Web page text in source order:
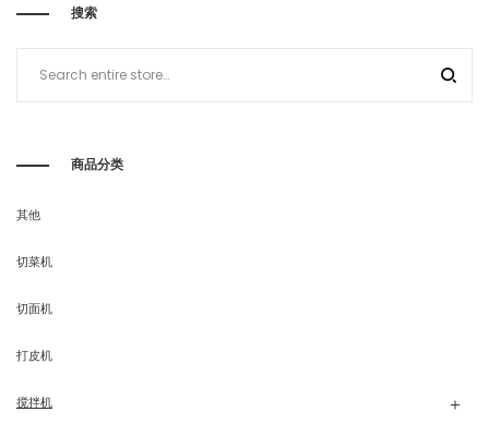
搜索
商品分类
其他
切菜机
切面机
打皮机
搅拌机